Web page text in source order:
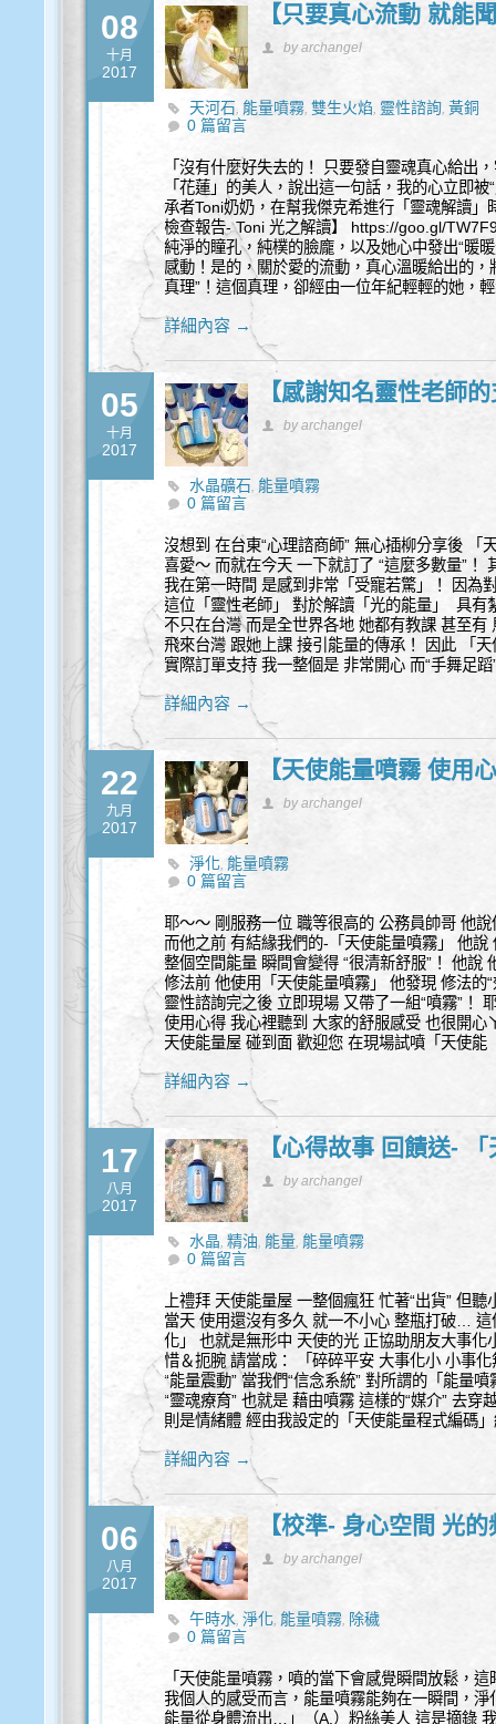
08
十月
2017
【只要真心流動 就能
by archangel
天河石, 能量噴霧,雙生火焰, 靈性諮詢,黃銅
0 篇留言
「沒有什麼好失去的！ 只要發自靈魂真心給出
「花蓮」的美人，說出這一句話，我的心立即
承者Toni奶奶，在幫我傑克希進行「靈魂解讀
檢查報告- Toni 光之解讀】 https://goo.gl/
純淨的瞳孔，純樸的臉龐，以及她心中發出“暖
感動！是的，關於愛的流動，真心溫暖給出的
真理”！這個真理，卻經由一位年紀輕輕的她，
詳細內容 →
05
十月
2017
【感謝知名靈性老師
by archangel
水晶礦石, 能量噴霧
0 篇留言
沒想到 在台東“心理諮商師” 無心插柳分享後 「
喜愛～ 而就在今天 一下就訂了 “這麼多數量”！
我在第一時間 是感到非常「受寵若驚」！ 因為
這位「靈性老師」 對於解讀「光的能量」 具有
不只在台灣 而是全世界各地 她都有教課 甚至
飛來台灣 跟她上課 接引能量的傳承！ 因此 「
實際訂單支持 我一整個是 非常開心 而“手舞足蹈
詳細內容 →
22
九月
2017
【天使能量噴霧 使用
by archangel
淨化, 能量噴霧
0 篇留言
耶～～ 剛服務一位 職等很高的 公務員帥哥 他
而他之前 有結緣我們的-「天使能量噴霧」 他
整個空間能量 瞬間會變得 “很清新舒服”！ 他說
修法前 他使用「天使能量噴霧」 他發現 修法的
靈性諮詢完之後 立即現場 又帶了一組“噴霧”！
使用心得 我心裡聽到 大家的舒服感受 也很開
天使能量屋 碰到面 歡迎您 在現場試噴「天使能
詳細內容 →
17
八月
2017
【心得故事 回饋送-
by archangel
水晶,精油, 能量, 能量噴霧
0 篇留言
上禮拜 天使能量屋 一整個瘋狂 忙著“出貨” 但
當天 使用還沒有多久 就一不小心 整瓶打破…
化」 也就是無形中 天使的光 正協助朋友大事
惜＆扼腕 請當成： 「碎碎平安 大事化小 小事
“能量震動” 當我們“信念系統” 對所謂的「能量
“靈魂療育” 也就是 藉由噴霧 這樣的“媒介” 去
則是情緒體 經由我設定的「天使能量程式編碼
詳細內容 →
06
八月
2017
【校準- 身心空間 光
by archangel
午時水,淨化, 能量噴霧, 除穢
0 篇留言
「天使能量噴霧，噴的當下會感覺瞬間放鬆，
我個人的感受而言，能量噴霧能夠在一瞬間，
能量從身體流出…」（A.）粉絲美人 這是摘錄